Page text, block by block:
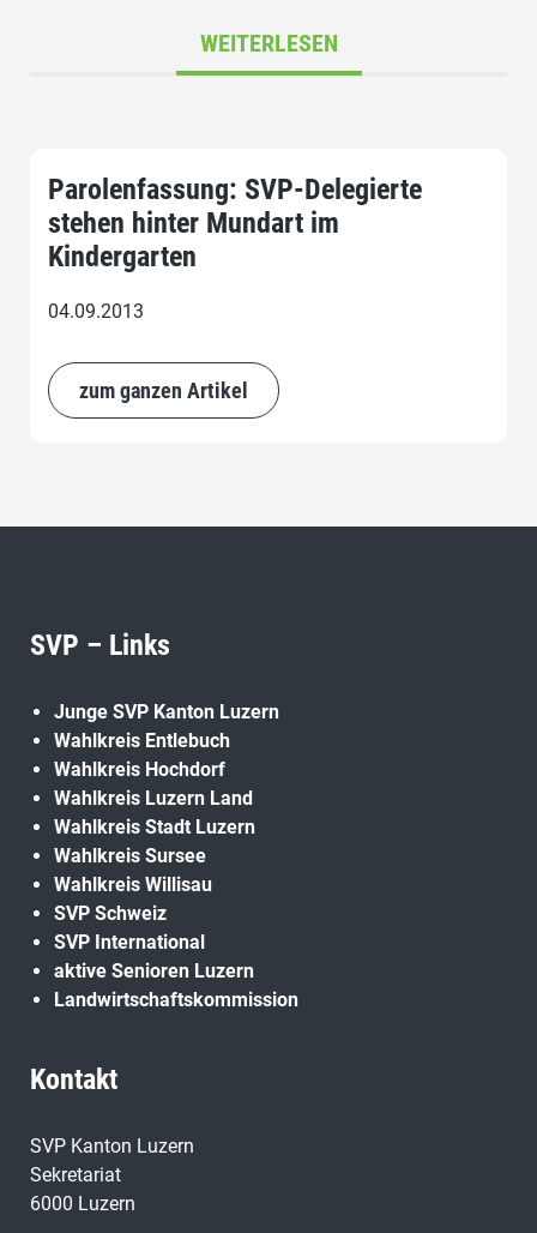
WEITERLESEN
Parolenfassung: SVP-Delegierte
stehen hinter Mundart im
Kindergarten
04.09.2013
zum ganzen Artikel
SVP – Links
Junge SVP Kanton Luzern
Wahlkreis Entlebuch
Wahlkreis Hochdorf
Wahlkreis Luzern Land
Wahlkreis Stadt Luzern
Wahlkreis Sursee
Wahlkreis Willisau
SVP Schweiz
SVP International
aktive Senioren Luzern
Landwirtschaftskommission
Kontakt
SVP Kanton Luzern
Sekretariat
6000 Luzern